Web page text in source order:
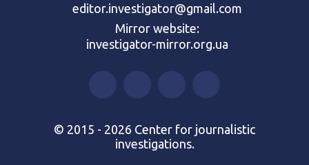
editor.investigator@gmail.com
Mirror website:
investigator-mirror.org.ua
© 2015 - 2026 Center for journalistic
investigations.